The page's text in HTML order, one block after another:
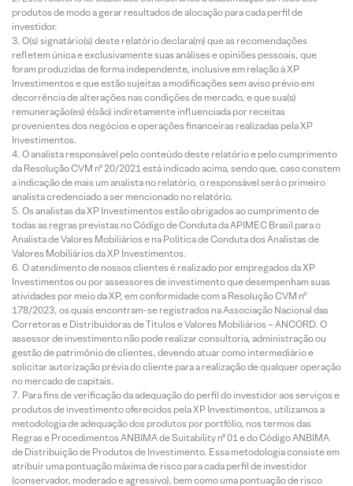
produtos de modo a gerar resultados de alocação para cada perfil de
investidor.
O(s) signatário(s) deste relatório declara(m) que as recomendações
refletem única e exclusivamente suas análises e opiniões pessoais, que
foram produzidas de forma independente, inclusive em relação à XP
Investimentos e que estão sujeitas a modificações sem aviso prévio em
decorrência de alterações nas condições de mercado, e que sua(s)
remuneração(es) é(são) indiretamente influenciada por receitas
provenientes dos negócios e operações financeiras realizadas pela XP
Investimentos.
O analista responsável pelo conteúdo deste relatório e pelo cumprimento
da Resolução CVM nº 20/2021 está indicado acima, sendo que, caso constem
a indicação de mais um analista no relatório, o responsável será o primeiro
analista credenciado a ser mencionado no relatório.
Os analistas da XP Investimentos estão obrigados ao cumprimento de
todas as regras previstas no Código de Conduta da APIMEC Brasil para o
Analista de Valores Mobiliários e na Política de Conduta dos Analistas de
Valores Mobiliários da XP Investimentos.
O atendimento de nossos clientes é realizado por empregados da XP
Investimentos ou por assessores de investimento que desempenham suas
atividades por meio da XP, em conformidade com a Resolução CVM nº
178/2023, os quais encontram-se registrados na Associação Nacional das
Corretoras e Distribuidoras de Títulos e Valores Mobiliários – ANCORD. O
assessor de investimento não pode realizar consultoria, administração ou
gestão de patrimônio de clientes, devendo atuar como intermediário e
solicitar autorização prévia do cliente para a realização de qualquer operação
no mercado de capitais.
Para fins de verificação da adequação do perfil do investidor aos serviços e
produtos de investimento oferecidos pela XP Investimentos, utilizamos a
metodologia de adequação dos produtos por portfólio, nos termos das
Regras e Procedimentos ANBIMA de Suitability nº 01 e do Código ANBIMA
de Distribuição de Produtos de Investimento. Essa metodologia consiste em
atribuir uma pontuação máxima de risco para cada perfil de investidor
(conservador, moderado e agressivo), bem como uma pontuação de risco